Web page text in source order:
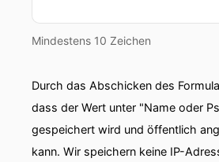
Mindestens 10 Zeichen
Durch das Abschicken des
dass der Wert unter "Name oder
gespeichert wird und öffentlich
kann. Wir speichern keine IP-